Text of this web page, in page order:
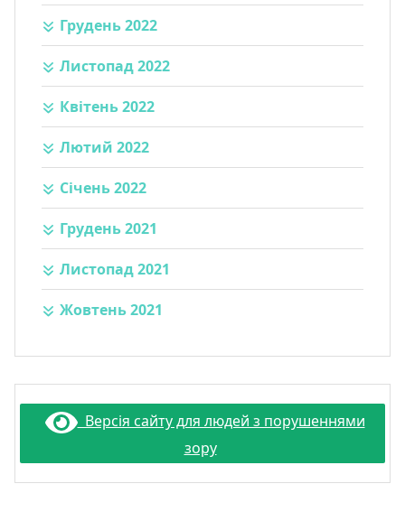
Грудень 2022
Листопад 2022
Квітень 2022
Лютий 2022
Січень 2022
Грудень 2021
Листопад 2021
Жовтень 2021
Версія сайту для людей з порушеннями
зору